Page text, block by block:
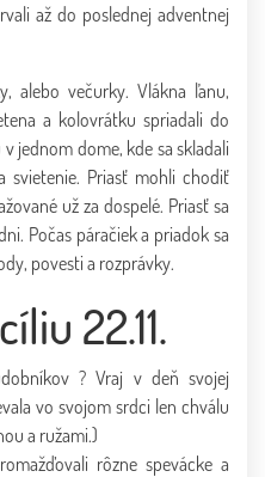
až do poslednej adventnej
alebo večurky. Vlákna ľanu,
a kolovrátku spriadali do
jednom dome, kde sa skladali
svietenie. Priasť mohli chodiť
už za dospelé. Priasť sa
Počas páračiek a priadok sa
povesti a rozprávky.
22.11.
? Vraj v deň svojej
vo svojom srdci len chválu
a ružami.)
rôzne spevácke a